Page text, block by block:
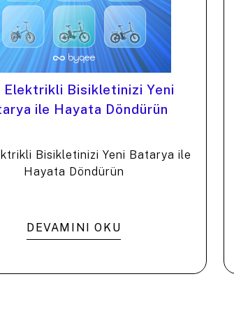
Elektrikli Bisikletinizi Yeni
ile Hayata Döndürün
Bisikletinizi Yeni Batarya ile
Hayata Döndürün
DEVAMINI OKU